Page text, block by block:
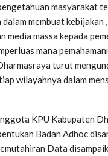
masyarakat
membuat kebijakan ,
media massa kepada
mana
turut
wilayahnya dalam
KPU Kabupaten
Badan Adhoc
Data